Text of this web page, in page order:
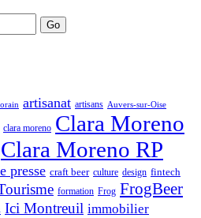
artisanat artisans Auvers-sur-Oise
clara moreno Clara Moreno
Clara Moreno RP
presse craft beer culture design fintech
formation Frog FrogBeer
Ici Montreuil immobilier